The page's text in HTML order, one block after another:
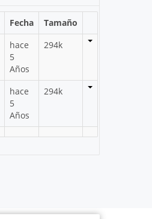
Fecha
Tamaño
hace
5
Años
294k
hace
5
Años
294k